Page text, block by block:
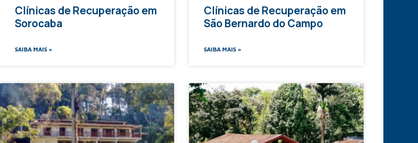
Clínicas de Recuperação em
Sorocaba
SAIBA MAIS »
Clínicas de Recuperação em
São Bernardo do Campo
SAIBA MAIS »